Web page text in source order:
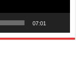
07:01